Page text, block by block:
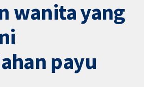
wanita yang
payu